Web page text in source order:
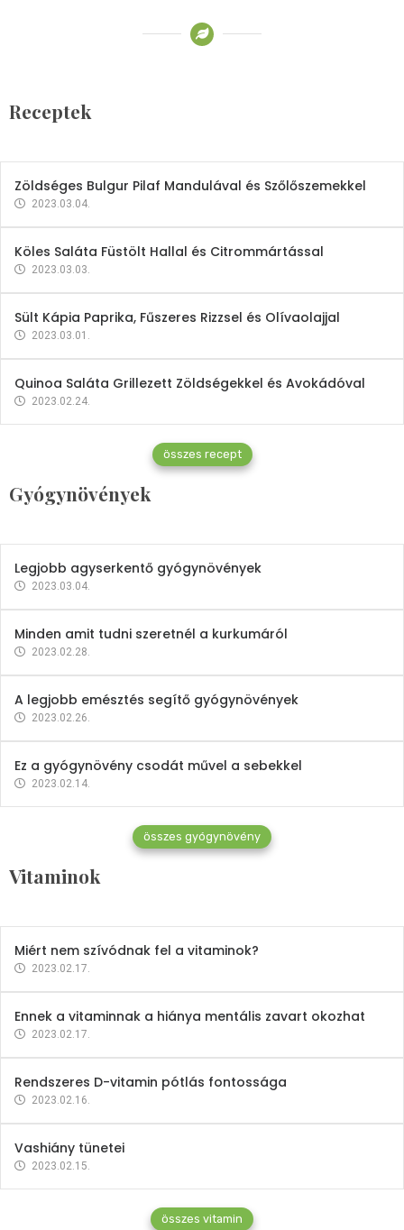
Receptek
2023.03.06.
Zöldséges Bulgur Pilaf Mandulával és Szőlőszemekkel
2023.03.04.
Köles Saláta Füstölt Hallal és Citrommártással
2023.03.03.
Sült Kápia Paprika, Fűszeres Rizzsel és Olívaolajjal
2023.03.01.
Quinoa Saláta Grillezett Zöldségekkel és Avokádóval
2023.02.24.
összes recept
Gyógynövények
Gyógynövények
Mindent a petrezselyemről
2023.12.21.
Legjobb agyserkentő gyógynövények
2023.03.04.
Minden amit tudni szeretnél a kurkumáról
2023.02.28.
A legjobb emésztés segítő gyógynövények
2023.02.26.
Ez a gyógynövény csodát művel a sebekkel
2023.02.14.
összes gyógynövény
Vitaminok
Vitaminok
Mindent a B-12 vitaminról
2023.02.27.
Miért nem szívódnak fel a vitaminok?
2023.02.17.
Ennek a vitaminnak a hiánya mentális zavart okozhat
2023.02.17.
Rendszeres D-vitamin pótlás fontossága
2023.02.16.
Vashiány tünetei
2023.02.15.
összes vitamin